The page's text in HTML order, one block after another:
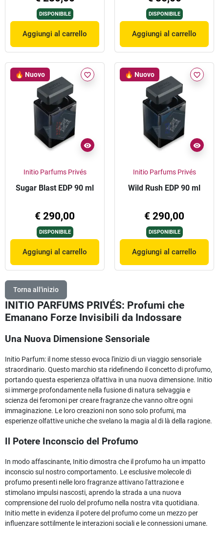
DISPONIBILE
Aggiungi al carrello
DISPONIBILE
Aggiungi al carrello
🔥 Nuovo favorite_border
Initio Parfums Privés
Sugar Blast EDP 90 ml
€ 290,00
DISPONIBILE
Aggiungi al carrello
🔥 Nuovo favorite_border
Initio Parfums Privés
Wild Rush EDP 90 ml
€ 290,00
DISPONIBILE
Aggiungi al carrello
Torna all'inizio
INITIO PARFUMS PRIVÉS: Profumi che
Emanano Forze Invisibili da Indossare
Una Nuova Dimensione Sensoriale
Initio Parfum: il nome stesso evoca l'inizio di un viaggio sensoriale
straordinario. Questo marchio sta ridefinendo il concetto di profumo,
portando questa esperienza olfattiva in una nuova dimensione. Initio
si immerge profondamente nella fusione di natura selvaggia e
scienza dei feromoni per creare fragranze che vanno oltre ogni
immaginazione. Le loro creazioni non sono solo profumi, ma
esperienze olfattive uniche che svelano la magia al di là della ragione.
Il Potere Inconscio del Profumo
In modo affascinante, Initio dimostra che il profumo ha un impatto
inconscio sul nostro comportamento. Le esclusive molecole di
profumo presenti nelle loro fragranze attivano l'attrazione e
stimolano impulsi nascosti, aprendo la strada a una nuova
comprensione del ruolo del profumo nella nostra vita quotidiana.
Initio mette in evidenza il potere del profumo come un mezzo per
influenzare sottilmente le interazioni sociali e le connessioni umane.